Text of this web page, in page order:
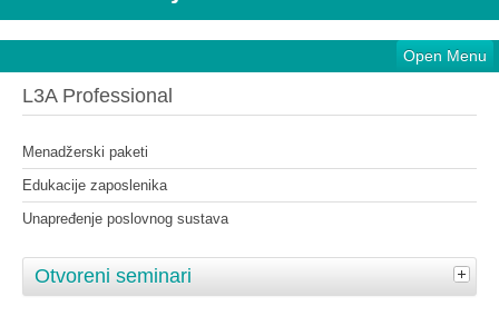
Open Menu
L3A Professional
Menadžerski paketi
Edukacije zaposlenika
Unapređenje poslovnog sustava
Otvoreni seminari